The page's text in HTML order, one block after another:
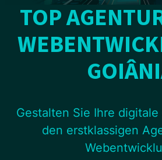
TOP
Gestalten Sie Ihre
den erstklassigen